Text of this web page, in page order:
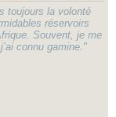
toujours la volonté
réservoirs
Souvent, je me
connu gamine."